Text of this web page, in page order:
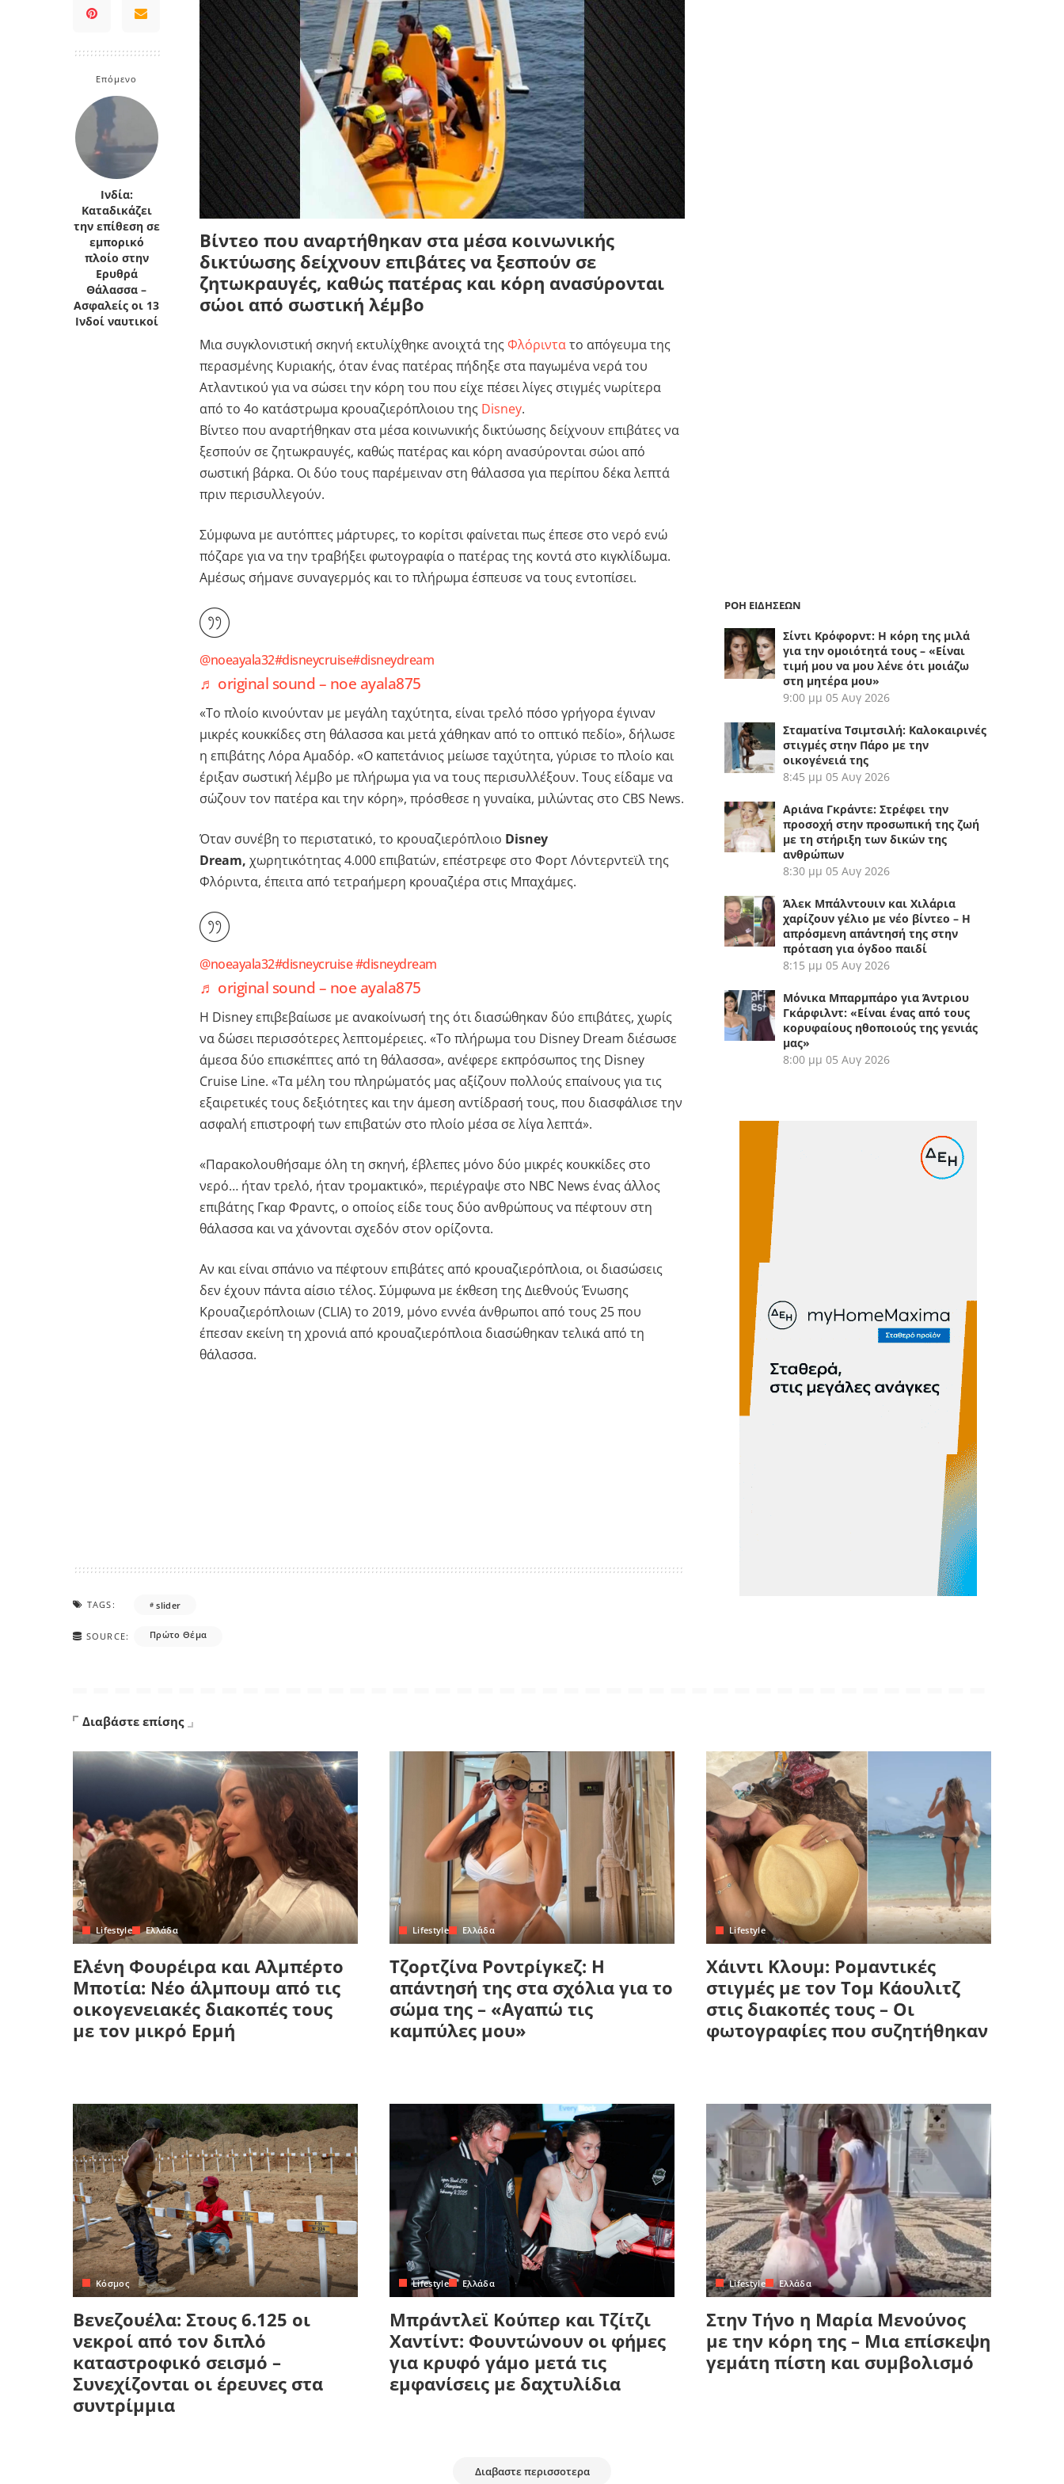
Κρήτη
Πελοπόννησος
Επόμενο
Ινδία:
Καταδικάζει
την επίθεση σε
εμπορικό
πλοίο στην
Ερυθρά
Θάλασσα –
Ασφαλείς οι 13
Ινδοί ναυτικοί
Βίντεο που αναρτήθηκαν στα μέσα κοινωνικής
δικτύωσης δείχνουν επιβάτες να ξεσπούν σε
ζητωκραυγές, καθώς πατέρας και κόρη ανασύρονται
σώοι από σωστική λέμβο
Μια συγκλονιστική σκηνή εκτυλίχθηκε ανοιχτά της Φλόριντατο απόγευμα της
περασμένης Κυριακής, όταν ένας πατέρας πήδηξε στα παγωμένα νερά του
Ατλαντικού για να σώσει την κόρη του που είχε πέσει λίγες στιγμές νωρίτερα
από το 4ο κατάστρωμα κρουαζιερόπλοιου της Disney.
Βίντεο που αναρτήθηκαν στα μέσα κοινωνικής δικτύωσης δείχνουν επιβάτες να
ξεσπούν σε ζητωκραυγές, καθώς πατέρας και κόρη ανασύρονται σώοι από
σωστική βάρκα. Οι δύο τους παρέμειναν στη θάλασσα για περίπου δέκα λεπτά
πριν περισυλλεγούν.
Σύμφωνα με αυτόπτες μάρτυρες, το κορίτσι φαίνεται πως έπεσε στο νερό ενώ
πόζαρε για να την τραβήξει φωτογραφία ο πατέρας της κοντά στο κιγκλίδωμα.
Αμέσως σήμανε συναγερμός και το πλήρωμα έσπευσε να τους εντοπίσει.
@noeayala32#disneycruise#disneydream
♬ original sound – noe ayala875
«Το πλοίο κινούνταν με μεγάλη ταχύτητα, είναι τρελό πόσο γρήγορα έγιναν
μικρές κουκκίδες στη θάλασσα και μετά χάθηκαν από το οπτικό πεδίο», δήλωσε
η επιβάτης Λόρα Αμαδόρ. «Ο καπετάνιος μείωσε ταχύτητα, γύρισε το πλοίο και
έριξαν σωστική λέμβο με πλήρωμα για να τους περισυλλέξουν. Τους είδαμε να
σώζουν τον πατέρα και την κόρη», πρόσθεσε η γυναίκα, μιλώντας στο CBS News.
Όταν συνέβη το περιστατικό, το κρουαζιερόπλοιο Disney
Dream, χωρητικότητας 4.000 επιβατών, επέστρεφε στο Φορτ Λόντερντεϊλ της
Φλόριντα, έπειτα από τετραήμερη κρουαζιέρα στις Μπαχάμες.
@noeayala32#disneycruise#disneydream
♬ original sound – noe ayala875
Η Disney επιβεβαίωσε με ανακοίνωσή της ότι διασώθηκαν δύο επιβάτες, χωρίς
να δώσει περισσότερες λεπτομέρειες. «Το πλήρωμα του Disney Dream διέσωσε
άμεσα δύο επισκέπτες από τη θάλασσα», ανέφερε εκπρόσωπος της Disney
Cruise Line. «Τα μέλη του πληρώματός μας αξίζουν πολλούς επαίνους για τις
εξαιρετικές τους δεξιότητες και την άμεση αντίδρασή τους, που διασφάλισε την
ασφαλή επιστροφή των επιβατών στο πλοίο μέσα σε λίγα λεπτά».
«Παρακολουθήσαμε όλη τη σκηνή, έβλεπες μόνο δύο μικρές κουκκίδες στο
νερό… ήταν τρελό, ήταν τρομακτικό», περιέγραψε στο NBC News ένας άλλος
επιβάτης Γκαρ Φραντς, ο οποίος είδε τους δύο ανθρώπους να πέφτουν στη
θάλασσα και να χάνονται σχεδόν στον ορίζοντα.
Αν και είναι σπάνιο να πέφτουν επιβάτες από κρουαζιερόπλοια, οι διασώσεις
δεν έχουν πάντα αίσιο τέλος. Σύμφωνα με έκθεση της Διεθνούς Ένωσης
Κρουαζιερόπλοιων (CLIA) το 2019, μόνο εννέα άνθρωποι από τους 25 που
έπεσαν εκείνη τη χρονιά από κρουαζιερόπλοια διασώθηκαν τελικά από τη
θάλασσα.
TAGS: slider
SOURCE: Πρώτο Θέμα
ΡΟΗ ΕΙΔΗΣΕΩΝ
Σίντι Κρόφορντ: Η κόρη της μιλά
για την ομοιότητά τους – «Είναι
τιμή μου να μου λένε ότι μοιάζω
στη μητέρα μου»
9:00 μμ 05 Αυγ 2026
Σταματίνα Τσιμτσιλή: Καλοκαιρινές
στιγμές στην Πάρο με την
οικογένειά της
8:45 μμ 05 Αυγ 2026
Αριάνα Γκράντε: Στρέφει την
προσοχή στην προσωπική της ζωή
με τη στήριξη των δικών της
ανθρώπων
8:30 μμ 05 Αυγ 2026
Άλεκ Μπάλντουιν και Χιλάρια
χαρίζουν γέλιο με νέο βίντεο – Η
απρόσμενη απάντησή της στην
πρόταση για όγδοο παιδί
8:15 μμ 05 Αυγ 2026
Μόνικα Μπαρμπάρο για Άντριου
Γκάρφιλντ: «Είναι ένας από τους
κορυφαίους ηθοποιούς της γενιάς
μας»
8:00 μμ 05 Αυγ 2026
Διαβάστε επίσης
Lifestyle Ελλάδα
Ελένη Φουρέιρα και Αλμπέρτο
Μποτία: Νέο άλμπουμ από τις
οικογενειακές διακοπές τους
με τον μικρό Ερμή
Lifestyle Ελλάδα
Τζορτζίνα Ροντρίγκεζ: Η
απάντησή της στα σχόλια για το
σώμα της – «Αγαπώ τις
καμπύλες μου»
Lifestyle
Χάιντι Κλουμ: Ρομαντικές
στιγμές με τον Τομ Κάουλιτζ
στις διακοπές τους – Οι
φωτογραφίες που συζητήθηκαν
Κόσμος
Βενεζουέλα: Στους 6.125 οι
νεκροί από τον διπλό
καταστροφικό σεισμό –
Συνεχίζονται οι έρευνες στα
συντρίμμια
Lifestyle Ελλάδα
Μπράντλεϊ Κούπερ και Τζίτζι
Χαντίντ: Φουντώνουν οι φήμες
για κρυφό γάμο μετά τις
εμφανίσεις με δαχτυλίδια
Lifestyle Ελλάδα
Στην Τήνο η Μαρία Μενούνος
με την κόρη της – Μια επίσκεψη
γεμάτη πίστη και συμβολισμό
Διαβαστε περισσοτερα